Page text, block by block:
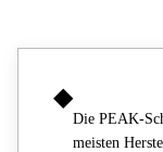
◆
Die PEAK-
meisten